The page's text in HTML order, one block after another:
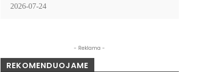
2026-07-24
- Reklama -
REKOMENDUOJAME